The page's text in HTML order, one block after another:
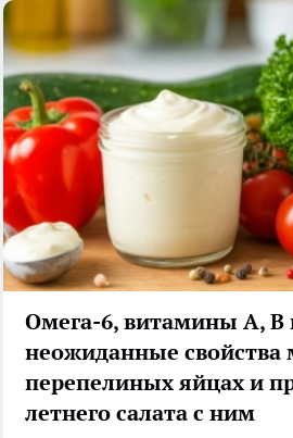
Омега-6, витамины А, В
неожиданные свойства
перепелиных яйцах и
летнего салата с ним